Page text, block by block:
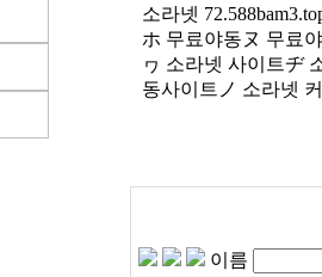
소라넷
ホ 무료야동ヌ 무료
ヮ 소라넷 사이트ヂ
동사이트ノ 소라넷
이름